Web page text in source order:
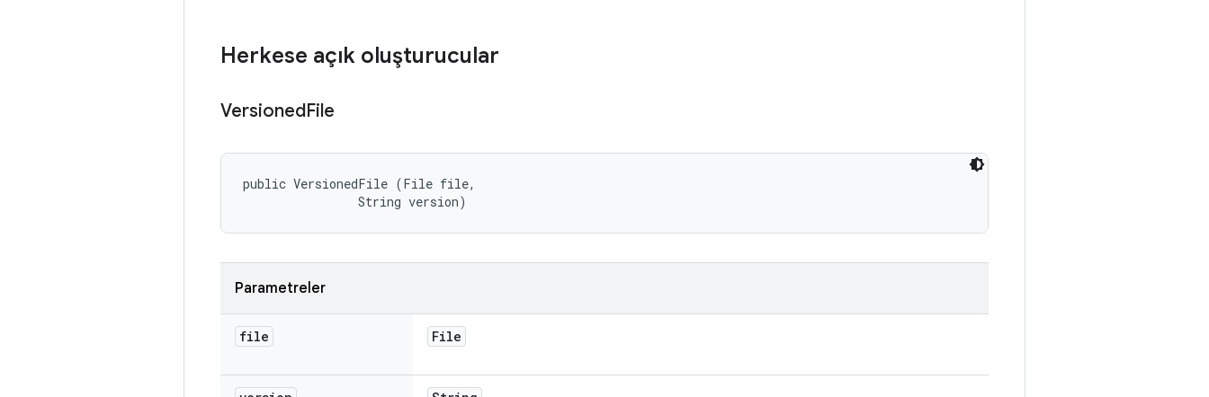
Herkese açık oluşturucular
VersionedFile
public VersionedFile (File file,
                String version)
Parametreler
file File